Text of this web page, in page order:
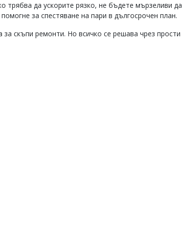
да ускорите рязко, не бъдете мързеливи да
за спестяване на пари в дългосрочен план.
скъпи ремонти. Но всичко се решава чрез прости